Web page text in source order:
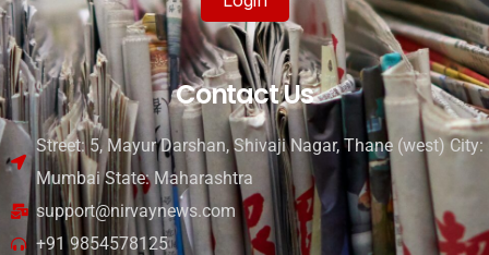
Contact Us
Street: 5, Mayur Darshan, Shivaji Nagar, Thane (west) City:
Mumbai State: Maharashtra
support@nirvaynews.com
+91 9854578125